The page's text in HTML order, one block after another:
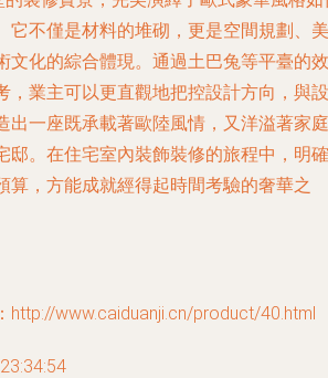
它不僅是材料的堆砌，更是空間規劃、美
文化的綜合體現。通過土巴兔等平臺的效
，業主可以更直觀地把控設計方向，與設
出一座既承載著歐陸風情，又洋溢著家庭
邸。在住宅室內裝飾裝修的旅程中，明確
算，方能成就經得起時間考驗的奢華之
http://www.caiduanji.cn/product/40.html